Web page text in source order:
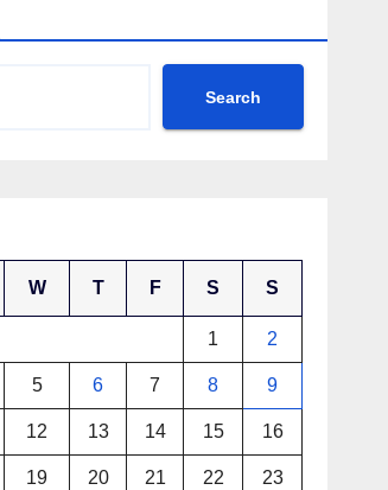
Search
W T F S S
1 2
5 6 7 8 9
12 13 14 15 16
19 20 21 22 23